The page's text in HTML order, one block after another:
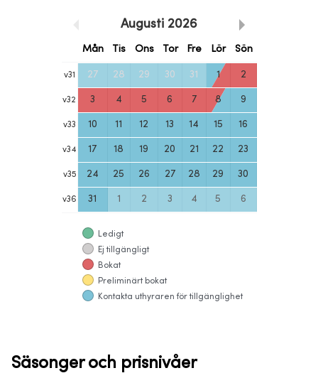
Augusti 2026
Mån Tis Ons Tor Fre Lör Sön
v31 27 28 29 30 31 1 2
v32 3 4 5 6 7 8 9
v33 10 11 12 13 14 15 16
v34 17 18 19 20 21 22 23
v35 24 25 26 27 28 29 30
v36 31 1 2 3 4 5 6
Ledigt
Ej tillgängligt
Bokat
Preliminärt bokat
Kontakta uthyraren för tillgänglighet
Säsonger och prisnivåer